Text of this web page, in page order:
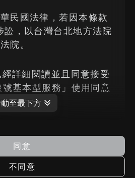
民國法律，若因本條款
訟，以台灣台北地方法院
院。
詳細閱讀並且同意接受
號基本型服務」使用同意
至最下方
不同意
同意